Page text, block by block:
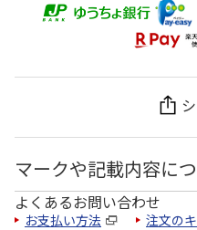
マークや記載内容に
よくあるお問い合わせ
お支払い方法 注文の